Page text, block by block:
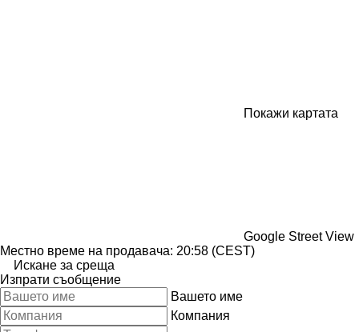
Покажи картата
Google Street View
Местно време на продавача: 20:58 (CEST)
Искане за среща
Изпрати съобщение
Вашето име
Компания